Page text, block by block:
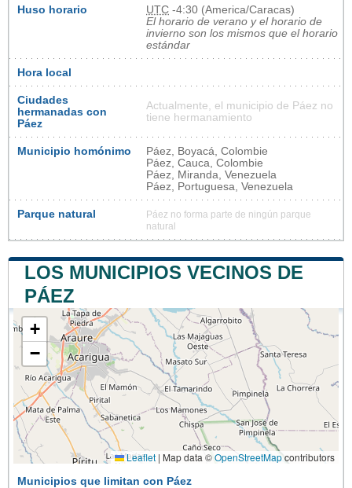
Huso horario UTC -4:30 (America/Caracas)
El horario de verano y el horario de
invierno son los mismos que el horario
estándar
Hora local
Ciudades
hermanadas con
Páez
Actualmente, el municipio de Páez no
tiene hermanamiento
Municipio homónimo
Páez, Boyacá, Colombie
Páez, Cauca, Colombie
Páez, Miranda, Venezuela
Páez, Portuguesa, Venezuela
Parque natural
Páez no forma parte de ningún parque
natural
LOS MUNICIPIOS VECINOS DE
PÁEZ
+
−
Leaflet | Map data ©OpenStreetMapcontributors
Municipios que limitan con Páez